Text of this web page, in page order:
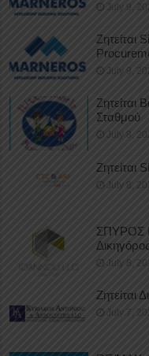
July 9,
Ζητείται
July 9,
Ζητείται
Σταθμού
July 8,
July 8,
ΣΠΥΡΟΣ
Δικηγόρος
July 8,
Ζητείται
July 7,